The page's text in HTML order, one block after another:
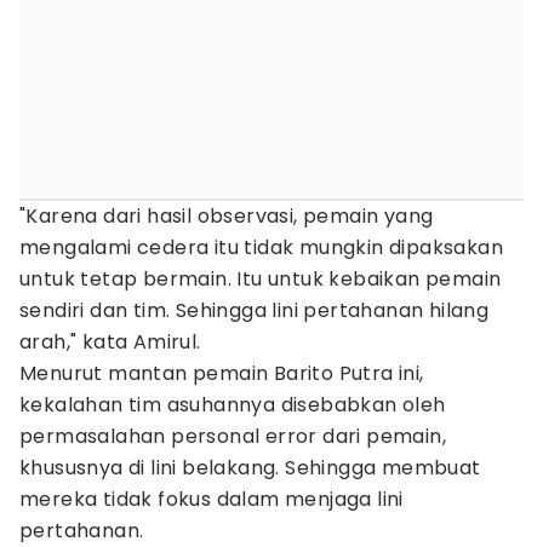
"Karena dari hasil observasi, pemain yang
mengalami cedera itu tidak mungkin dipaksakan
untuk tetap bermain. Itu untuk kebaikan pemain
sendiri dan tim. Sehingga lini pertahanan hilang
arah," kata Amirul.
Menurut mantan pemain Barito Putra ini,
kekalahan tim asuhannya disebabkan oleh
permasalahan personal error dari pemain,
khususnya di lini belakang. Sehingga membuat
mereka tidak fokus dalam menjaga lini
pertahanan.